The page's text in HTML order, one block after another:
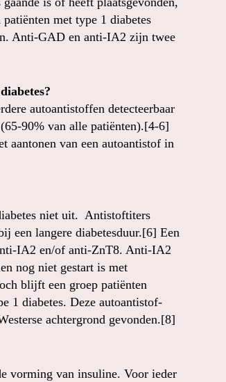
met type 1 diabetes
Anti-GAD en anti-IA2 zijn twee
autoantistoffen detecteerbaar
90% van alle patiënten).[4-6]
aantonen van een autoantistof in
niet uit. Antistoftiters
een langere diabetesduur.[6] Een
IA2 en/of anti-ZnT8. Anti-IA2
nog niet gestart is met
blijft een groep patiënten
1 diabetes. Deze autoantistof-
achtergrond gevonden.[8]
vorming van insuline. Voor ieder